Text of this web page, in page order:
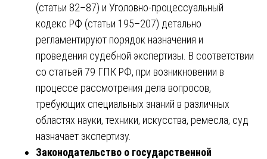
(статьи 82–87) и Уголовно-процессуальный
кодекс РФ (статьи 195–207) детально
регламентируют порядок назначения и
проведения судебной экспертизы. В соответствии
со статьей 79 ГПК РФ, при возникновении в
процессе рассмотрения дела вопросов,
требующих специальных знаний в различных
областях науки, техники, искусства, ремесла, суд
назначает экспертизу.
Законодательство о государственной